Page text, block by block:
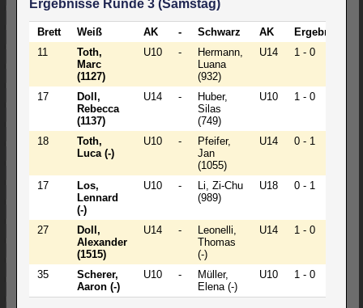
Ergebnisse Runde 3 (Samstag)
Brett Weiß AK - Schwarz AK
Ergebnis
11
Toth,
Marc
(1127)
U10 -
Hermann,
Luana
(932)
U14 1 - 0
17
Doll,
Rebecca
(1137)
U14 -
Huber,
Silas
(749)
U10 1 - 0
18
Toth,
Luca (-)
U10 -
Pfeifer,
Jan
(1055)
U14 0 - 1
17
Los,
Lennard
(-)
U10 -
Li, Zi-Chu
(989)
U18 0 - 1
27
Doll,
Alexander
(1515)
U14 -
Leonelli,
Thomas
(-)
U14 1 - 0
35
Scherer,
Aaron (-)
U10 -
Müller,
Elena (-)
U10 1 - 0